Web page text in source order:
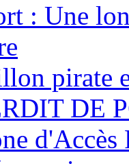
: Une
pirate
DE